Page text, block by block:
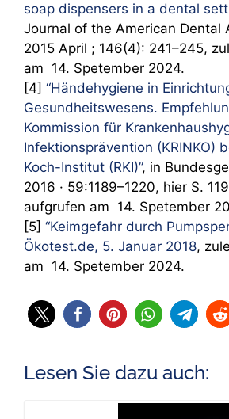
soap dispensers in a dental
Journal of the American Dental
2015 April ; 146(4): 241–245,
am 14. Spetember 2024.
[4] “Händehygiene in
Gesundheitswesens.
Kommission für
Infektionsprävention (KRINKO)
Koch-Institut (RKI)”, in
2016 · 59:1189–1220, hier S.
aufgrufen am 14. Spetember
[5] “Keimgefahr durch
Ökotest.de, 5. Januar 2018,
am 14. Spetember 2024.
Lesen Sie dazu auch: